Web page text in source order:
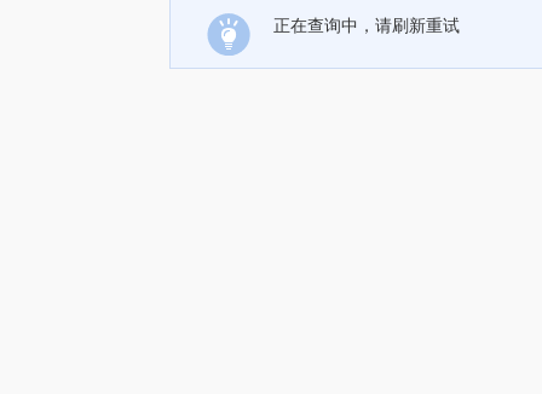
正在查询中，请刷新重试